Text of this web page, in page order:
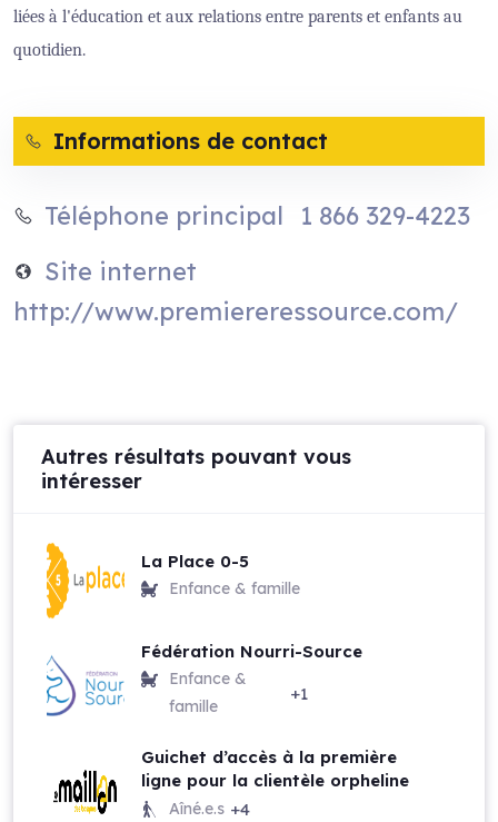
liées à l'éducation et aux relations entre parents et enfants au
quotidien.
Informations de contact
Téléphone principal
1 866 329-4223
Site internet
http://www.premiereressource.com/
Autres résultats pouvant vous
intéresser
La Place 0-5
Enfance & famille
Fédération Nourri-Source
Enfance &
famille
+1
Guichet d’accès à la première
ligne pour la clientèle orpheline
Aîné.e.s +4